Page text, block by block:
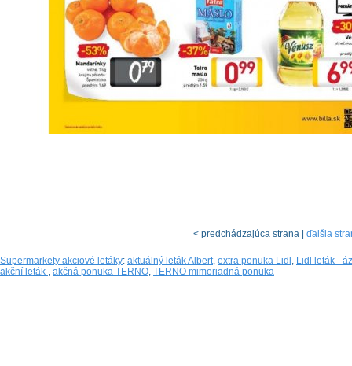
< predchádzajúca strana | ďalšia
Supermarkety akciové letáky: aktuálný leták Albert, extra ponuka Lidl , Lidl leták -
akční leták , akčná ponuka TERNO, TERNO mimoriadná ponuka